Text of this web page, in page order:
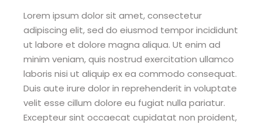
Lorem ipsum dolor sit amet, consectetur
adipiscing elit, sed do eiusmod tempor incididunt
ut labore et dolore magna aliqua. Ut enim ad
minim veniam, quis nostrud exercitation ullamco
laboris nisi ut aliquip ex ea commodo consequat.
Duis aute irure dolor in reprehenderit in voluptate
velit esse cillum dolore eu fugiat nulla pariatur.
Excepteur sint occaecat cupidatat non proident,